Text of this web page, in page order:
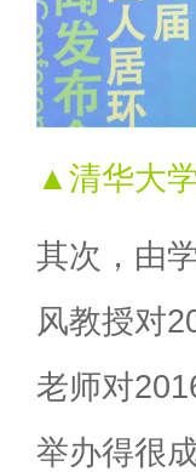
▲清华大
其次，由
风教授对
老师对
举办得很